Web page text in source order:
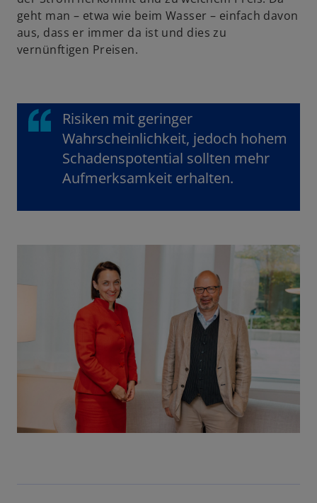
geht man – etwa wie beim Wasser – einfach davon
aus, dass er immer da ist und dies zu
vernünftigen Preisen.
Risiken mit geringer
Wahrscheinlichkeit, jedoch hohem
Schadenspotential sollten mehr
Aufmerksamkeit erhalten.